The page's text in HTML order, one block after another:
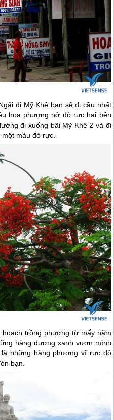
đi Mỹ Khê bạn sẽ đi cầu nhất
hoa phượng nở đỏ rực hai bên
đi xuống bãi Mỹ Khê 2 và đi
màu đỏ rực.
trồng phượng từ mấy năm
hàng dương xanh vươn mình
những hàng phượng vĩ rực đỏ
bạn.